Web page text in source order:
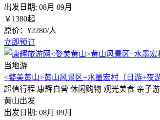
出发日期: 08月 09月
￥ 1380起
原价：¥2280/人
立即预订
当地游
<婺美黄山>黄山风景区+水墨宏村（日游+夜
超值行程 康辉自营 休闲购物 观光美食 亲子游
黄山出发
出发日期: 08月 09月